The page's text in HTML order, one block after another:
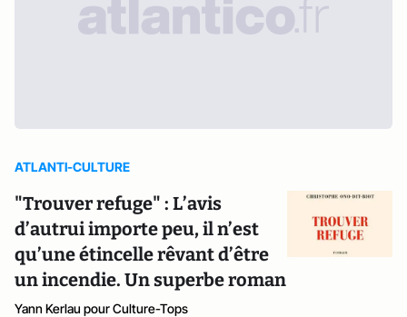
ATLANTI-CULTURE
"Trouver refuge" : L’avis
d’autrui importe peu, il n’est
qu’une étincelle rêvant d’être
un incendie. Un superbe roman
Yann Kerlau pour Culture-Tops